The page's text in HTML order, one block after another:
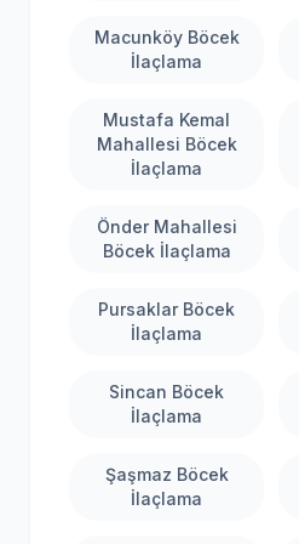
Macunköy Böcek
İlaçlama
Mustafa Kemal
Mahallesi Böcek
İlaçlama
Önder Mahallesi
Böcek İlaçlama
Pursaklar Böcek
İlaçlama
Sincan Böcek
İlaçlama
Şaşmaz Böcek
İlaçlama